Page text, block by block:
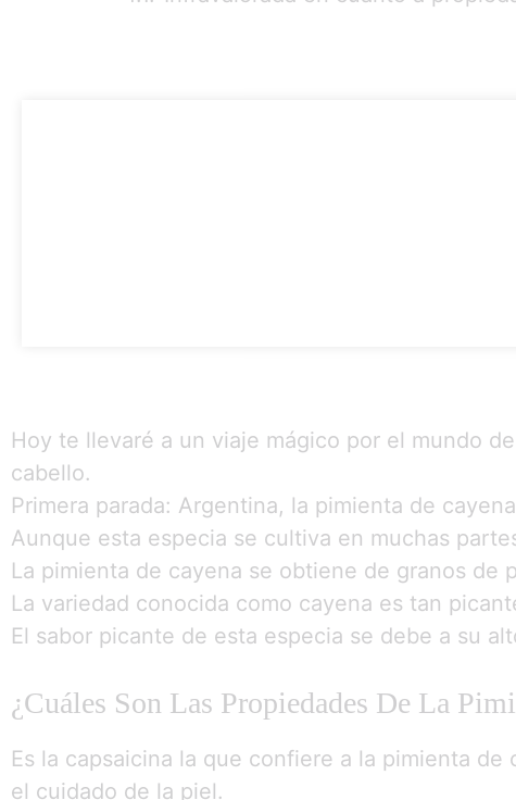
Hoy te llevaré a un viaje mágico por el mundo
cabello.
Primera parada: Argentina, la pimienta de
Aunque esta especia se cultiva en muchas
La pimienta de cayena se obtiene de granos de
La variedad conocida como cayena es tan
El sabor picante de esta especia se debe a su
¿Cuáles Son Las Propiedades De La
Es la capsaicina la que confiere a la pimienta
el cuidado de la piel.